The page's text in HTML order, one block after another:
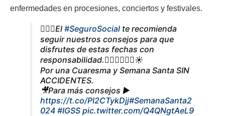
enfermedades en procesiones, conciertos y festivales.
🏊🏻‍♂️El #SeguroSocial te recomienda
seguir nuestros consejos para que
disfrutes de estas fechas con
responsabilidad.🏊🏻‍♀️🏄🏻‍♂️☀️
Por una Cuaresma y Semana Santa SIN
ACCIDENTES.
🎥Para más consejos ▶️
https://t.co/PI2CTykDjj#SemanaSanta2
024 #IGSS pic.twitter.com/Q4QNgtAeL9